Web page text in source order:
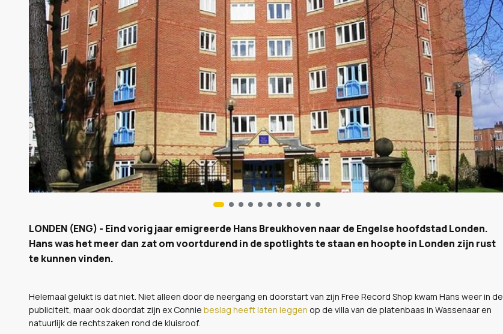
LONDEN (ENG) - Eind vorig jaar emigreerde Hans Breukhoven naar de Engelse hoofdstad Londen.
Hans was het meer dan zat om voortdurend in de spotlights te staan en hoopte in Londen zijn rust
te kunnen vinden.
Helemaal gelukt is dat niet. Niet alleen door de neergang en doorstart van zijn Free Record Shop kwam Hans weer in de
publiciteit, maar ook doordat zijn ex Connie beslag heeft laten leggen op de villa van de platenbaas in Wassenaar en
natuurlijk de rechtszaken rond de kluisroof.